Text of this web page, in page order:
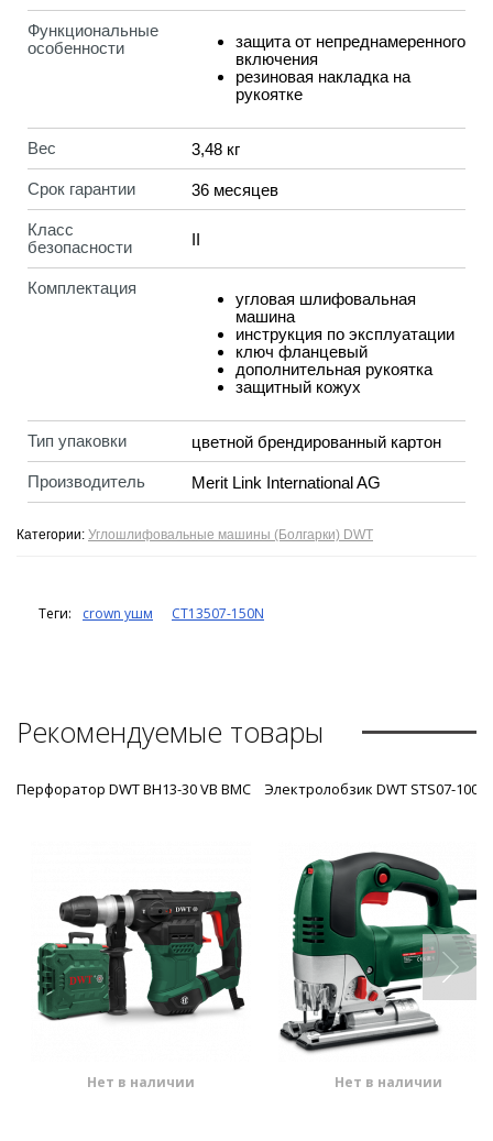
Функциональные
особенности
защита от непреднамеренного
включения
резиновая накладка на
рукоятке
Вес 3,48 кг
Срок гарантии 36 месяцев
Класс
безопасности
II
Комплектация
угловая шлифовальная
машина
инструкция по эксплуатации
ключ фланцевый
дополнительная рукоятка
защитный кожух
Тип упаковки цветной брендированный картон
Производитель Merit Link International AG
Категории: Углошлифовальные машины (Болгарки) DWT
Теги: crown ушм CT13507-150N
Рекомендуемые товары
Перфоратор DWT BH13-30 VB BMC
Нет в наличии
Электролобзик DWT STS07-100
Нет в наличии